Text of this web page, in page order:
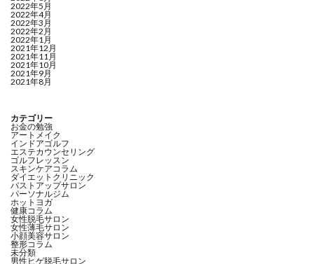
2022年5月
2022年4月
2022年3月
2022年2月
2022年1月
2021年12月
2021年11月
2021年10月
2021年9月
2021年8月
カテゴリー
お金の勉強
アートメイク
インドアゴルフ
エステカウンセリング
ゴルフレッスン
スキンケアコラム
ダイエットクリニック
バストアップサロン
パーソナルジム
ホットヨガ
健康コラム
女性脱毛サロン
女性薄毛サロン
小顔美容サロン
整形コラム
未分類
男性ヒゲ脱毛サロン